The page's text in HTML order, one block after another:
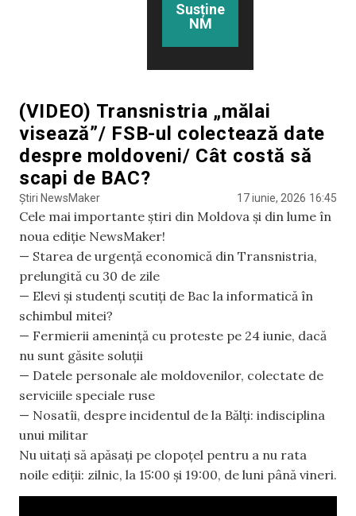
Susține
NM
(VIDEO) Transnistria „mălai
visează”/ FSB-ul colectează date
despre moldoveni/ Cât costă să
scapi de BAC?
Știri NewsMaker 17 iunie, 2026 16:45
Cele mai importante știri din Moldova și din lume în
noua ediție NewsMaker!
— Starea de urgență economică din Transnistria,
prelungită cu 30 de zile
— Elevi și studenți scutiți de Bac la informatică în
schimbul mitei?
— Fermierii amenință cu proteste pe 24 iunie, dacă
nu sunt găsite soluții
— Datele personale ale moldovenilor, colectate de
serviciile speciale ruse
— Nosatîi, despre incidentul de la Bălți: indisciplina
unui militar
Nu uitați să apăsați pe clopoțel pentru a nu rata
noile ediții: zilnic, la 15:00 și 19:00, de luni până vineri.